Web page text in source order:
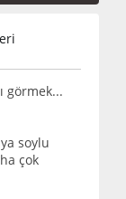
görmek...
soylu
çok